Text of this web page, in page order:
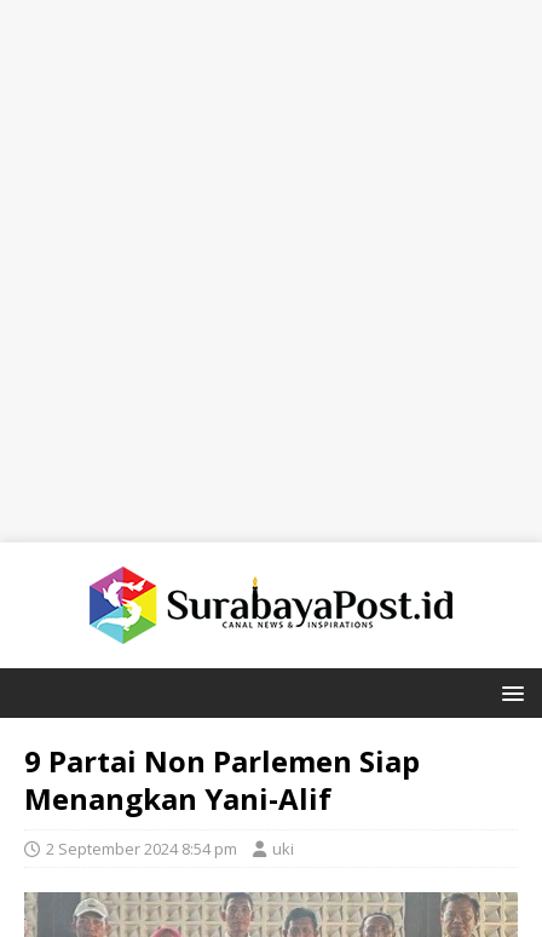
9 Partai Non Parlemen Siap
Menangkan Yani-Alif
2 September 2024 8:54 pm uki